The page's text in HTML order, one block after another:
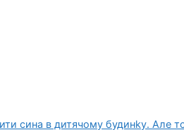
сина в дитячому будинkу. Але